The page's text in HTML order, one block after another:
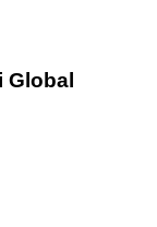
Global